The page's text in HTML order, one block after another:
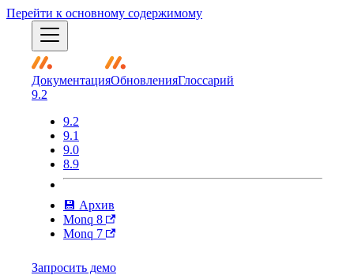
Перейти к основному содержимому
ДокументацияОбновленияГлоссарий
9.2
9.2
9.1
9.0
8.9
💾 Архив
Monq 8
Monq 7
Запросить демо